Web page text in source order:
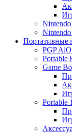
Портативные
PGP
Portable
Game
Portable